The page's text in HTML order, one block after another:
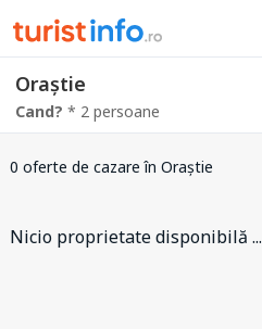
Oraștie
Cand? * 2 persoane
0 oferte de cazareîn Oraștie
Nicio proprietate disponibilă ...